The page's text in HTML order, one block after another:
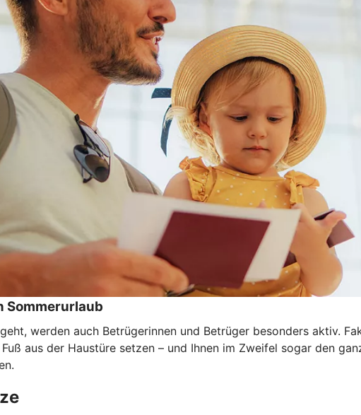
Sommerurlaub
werden auch Betrügerinnen und Betrüger besonders aktiv.
aus der Haustüre setzen – und Ihnen im Zweifel sogar den